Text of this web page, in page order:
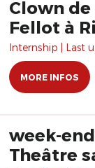
Clown
Fellot à
Internship | Last
MORE INFOS
week-
Theâtre